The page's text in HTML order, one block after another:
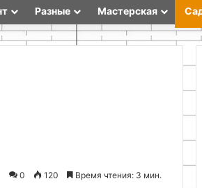
Разные Мастерская
0 120 Время чтения: 3 мин.
клей